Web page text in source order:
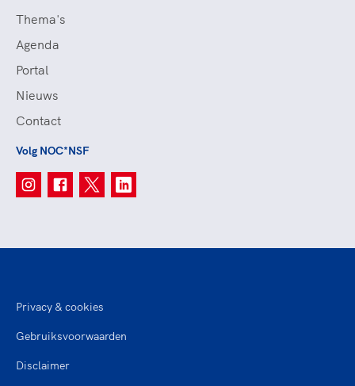
Thema's
Agenda
Portal
Nieuws
Contact
Volg NOC*NSF
Privacy & cookies
Gebruiksvoorwaarden
Disclaimer